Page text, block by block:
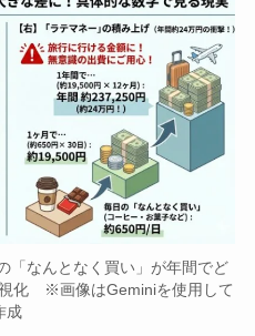
「なんとなく買い」が年間でど
化 ※画像はGeminiを使用して
成